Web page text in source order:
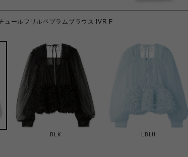
ュールフリルペプラムブラウス IVR F
BLK LBLU